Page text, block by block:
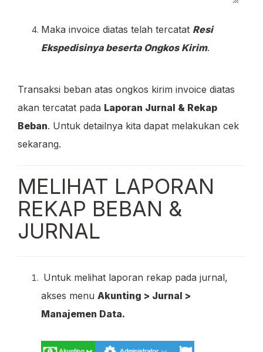
Maka invoice diatas telah tercatat Resi
Ekspedisinya beserta Ongkos Kirim.
Transaksi beban atas ongkos kirim invoice diatas
akan tercatat pada Laporan Jurnal & Rekap
Beban. Untuk detailnya kita dapat melakukan cek
sekarang.
MELIHAT LAPORAN
REKAP BEBAN &
JURNAL
Untuk melihat laporan rekap pada jurnal,
akses menu Akunting > Jurnal >
Manajemen Data.